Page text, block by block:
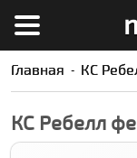
Главная КC
КC Ребелл